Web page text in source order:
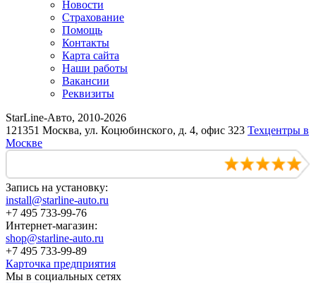
Новости
Страхование
Помощь
Контакты
Карта сайта
Наши работы
Вакансии
Реквизиты
StarLine-Авто, 2010-2026
121351 Москва, ул. Коцюбинского, д. 4, офис 323 Техцентры в
Москве
Запись на установку:
install@starline-auto.ru
+7 495 733-99-76
Интернет-магазин:
shop@starline-auto.ru
+7 495 733-99-89
Карточка предприятия
Мы в социальных сетях